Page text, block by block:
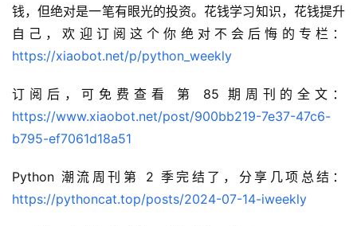
钱，但绝对是一笔有眼光的投资。花钱学习知识，花钱提升
自己，欢迎订阅这个你绝对不会后悔的专栏：
https://xiaobot.net/p/python_weekly
订阅后，可免费查看 第 85 期周刊的全文：
https://www.xiaobot.net/post/900bb219-7e37-47c6-
b795-ef7061d18a51
Python 潮流周刊第 2 季完结了，分享几项总结：
https://pythoncat.top/posts/2024-07-14-iweekly